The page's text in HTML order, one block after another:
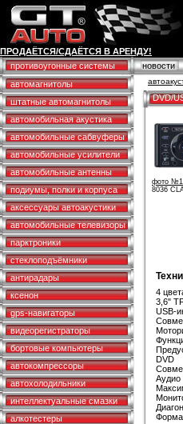
ПРОДАЁТСЯ/СДАЁТСЯ В АРЕНДУ!
противоугонные системы
новости
автомагнитолы
штатные автомагнитолы
автомобильная акустика
автомобильные сабвуферы
автомобильные усилители
автомобильные антенны
подиумы, полки и корпуса
аксессуары автоакустики
автомобильные телевизоры
парктроники
стеклоподъёмники
антирадары
ксенон
gps-навигаторы
видеорегистраторы
бортовые компьютеры
автокомпрессоры
автохолодильники
интеллектуальные смазки
алкотестеры
DVD/
фото
8036
4
3,6"
USB-
DVD
Аудио